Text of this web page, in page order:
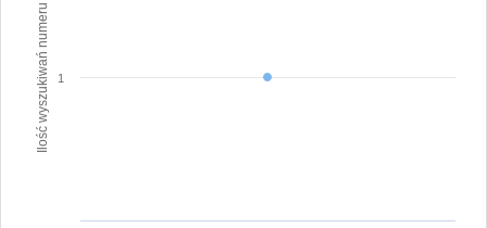
Ilość wyszukiwań numeru 1